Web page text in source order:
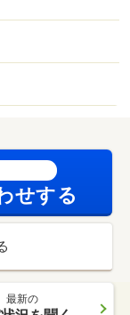
せする
最新の